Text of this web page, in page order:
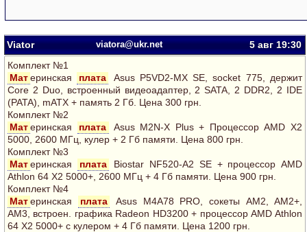
Viator viatora@ukr.net 5 авг19:30
Комплект №1
Материнская плата
Asus P5VD2-MX SE, socket 775, держит
Core 2 Duo, встроенный видеоадаптер, 2 SATA, 2 DDR2, 2 IDE
(PATA), mATX + память 2 Гб. Цена 300 грн.
Комплект №2
Материнская плата
Asus M2N-X Plus + Процессор AMD X2
5000, 2600 МГц, кулер + 2 Гб памяти. Цена 800 грн.
Комплект №3
Материнская плата
Biostar NF520-A2 SE + процессор AMD
Athlon 64 Х2 5000+, 2600 МГц + 4 Гб памяти. Цена 900 грн.
Комплект №4
Материнская плата
Asus M4A78 PRO, сокеты AM2, AM2+,
AM3, встроен. графика Radeon HD3200 + процессор AMD Athlon
64 Х2 5000+ с кулером + 4 Гб памяти. Цена 1200 грн.